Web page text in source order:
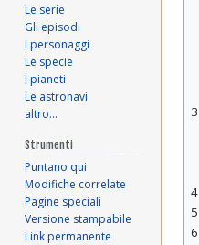
3
4
5
6
Le serie
Gli episodi
I personaggi
Le specie
I pianeti
Le astronavi
altro…
Strumenti
Puntano qui
Modifiche correlate
Pagine speciali
Versione stampabile
Link permanente